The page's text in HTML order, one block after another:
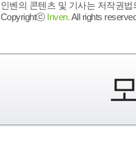
인벤의 콘텐츠 및 기사는 저작권
Copyrightⓒ Inven.All rights